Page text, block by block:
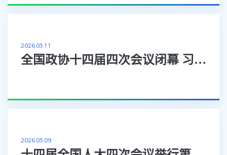
2026.03.11
全国政协十四届四次会议闭幕 习近平等出席
2026.03.09